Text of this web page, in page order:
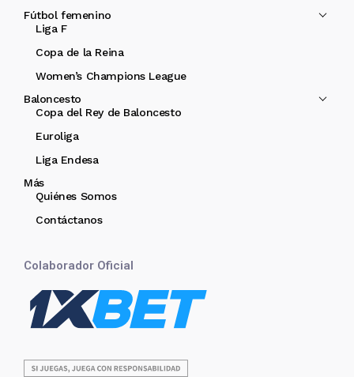
Fútbol femenino
Liga F
Copa de la Reina
Women’s Champions League
Baloncesto
Copa del Rey de Baloncesto
Euroliga
Liga Endesa
Más
Quiénes Somos
Contáctanos
Colaborador Oficial